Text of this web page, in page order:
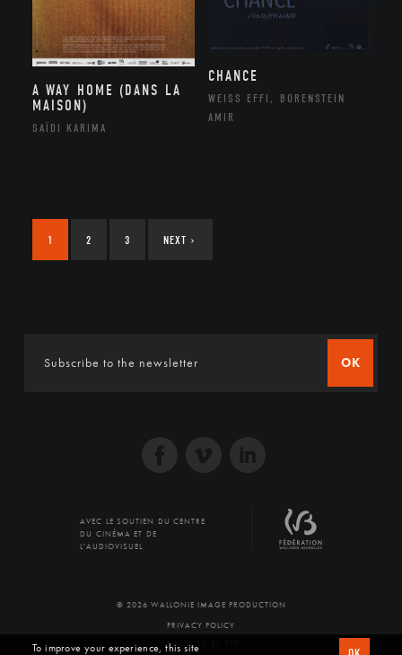
A WAY HOME (DANS LA
MAISON)
SAÏDI KARIMA
CHANCE
WEISS EFFI, BORENSTEIN
AMIR
1 2 3 NEXT ›
OK
AVEC LE SOUTIEN DU CENTRE
DU CINÉMA ET DE
L'AUDIOVISUEL
© 2026 WALLONIE IMAGE PRODUCTION
PRIVACY POLICY
PRODUCED BY SFD
To improve your experience, this site